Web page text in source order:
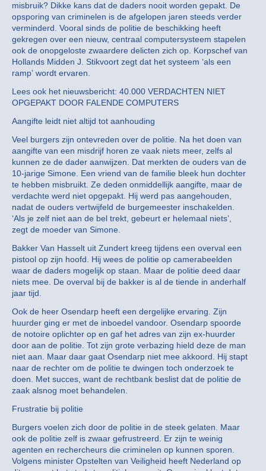
misbruik? Dikke kans dat de daders nooit worden gepakt. De
opsporing van criminelen is de afgelopen jaren steeds verder
verminderd. Vooral sinds de politie de beschikking heeft
gekregen over een nieuw, centraal computersysteem stapelen
ook de onopgeloste zwaardere delicten zich op. Korpschef van
Hollands Midden J. Stikvoort zegt dat het systeem ‘als een
ramp’ wordt ervaren.
Lees ook het nieuwsbericht: 40.000 VERDACHTEN NIET
OPGEPAKT DOOR FALENDE COMPUTERS
Aangifte leidt niet altijd tot aanhouding
Veel burgers zijn ontevreden over de politie. Na het doen van
aangifte van een misdrijf horen ze vaak niets meer, zelfs al
kunnen ze de dader aanwijzen. Dat merkten de ouders van de
10-jarige Simone. Een vriend van de familie bleek hun dochter
te hebben misbruikt. Ze deden onmiddellijk aangifte, maar de
verdachte werd niet opgepakt. Hij werd pas aangehouden,
nadat de ouders vertwijfeld de burgemeester inschakelden.
‘Als je zelf niet aan de bel trekt, gebeurt er helemaal niets’,
zegt de moeder van Simone.
Bakker Van Hasselt uit Zundert kreeg tijdens een overval een
pistool op zijn hoofd. Hij wees de politie op camerabeelden
waar de daders mogelijk op staan. Maar de politie deed daar
niets mee. De overval bij de bakker is al de tiende in anderhalf
jaar tijd.
Ook de heer Osendarp heeft een dergelijke ervaring. Zijn
huurder ging er met de inboedel vandoor. Osendarp spoorde
de notoire oplichter op en gaf het adres van zijn ex-huurder
door aan de politie. Tot zijn grote verbazing hield deze de man
niet aan. Maar daar gaat Osendarp niet mee akkoord. Hij stapt
naar de rechter om de politie te dwingen toch onderzoek te
doen. Met succes, want de rechtbank beslist dat de politie de
zaak alsnog moet behandelen.
Frustratie bij politie
Burgers voelen zich door de politie in de steek gelaten. Maar
ook de politie zelf is zwaar gefrustreerd. Er zijn te weinig
agenten en rechercheurs die criminelen op kunnen sporen.
Volgens minister Opstelten van Veiligheid heeft Nederland op